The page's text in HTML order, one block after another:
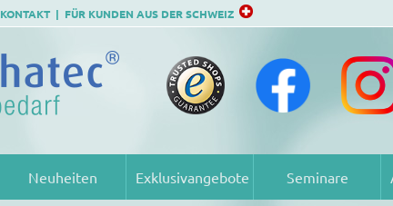
KONTAKT FÜR KUNDEN AUS DER SCHWEIZ
Neuheiten Exklusivangebote Seminare